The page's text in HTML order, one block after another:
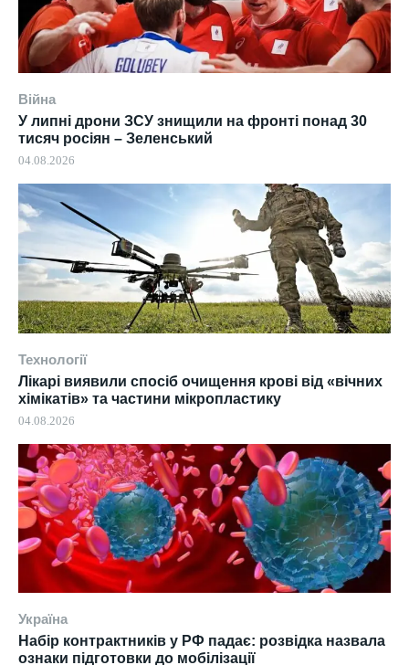
Війна
У липні дрони ЗСУ знищили на фронті понад 30
тисяч росіян – Зеленський
04.08.2026
Технології
Лікарі виявили спосіб очищення крові від «вічних
хімікатів» та частини мікропластику
04.08.2026
Україна
Набір контрактників у РФ падає: розвідка назвала
ознаки підготовки до мобілізації